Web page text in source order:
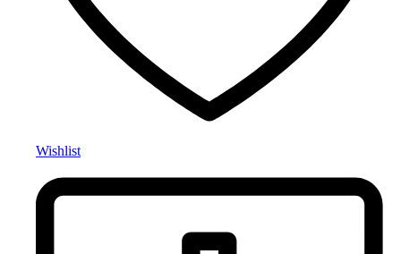
Wishlist